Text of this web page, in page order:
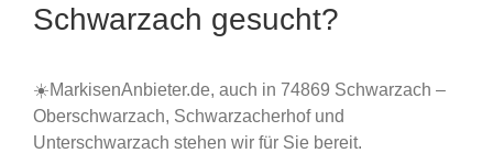
Schwarzach gesucht?
☀️MarkisenAnbieter.de, auch in 74869 Schwarzach –
Oberschwarzach, Schwarzacherhof und
Unterschwarzach stehen wir für Sie bereit.